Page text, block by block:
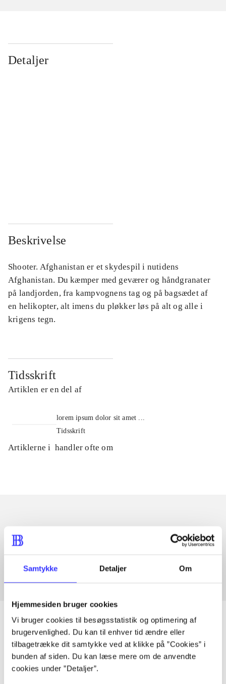
Samtykke Detaljer Om
Hjemmesiden bruger cookies
Vi bruger cookies til besøgsstatistik og optimering af
brugervenlighed. Du kan til enhver tid ændre eller
tilbagetrække dit samtykke ved at klikke på ”Cookies” i
bunden af siden. Du kan læse mere om de anvendte
cookies under ”Detaljer”.
Detaljer
Beskrivelse
Shooter. Afghanistan er et skydespil i nutidens
Afghanistan. Du kæmper med geværer og håndgranater
på landjorden, fra kampvognens tag og på bagsædet af
en helikopter, alt imens du pløkker løs på alt og alle i
krigens tegn.
Tidsskrift
Artiklen er en del af
lorem ipsum dolor sit amet ...
Tidsskrift
Artiklerne i handler ofte om
Artikler med samme emner
Fra
Artikler
Alle registrerede artikler fordelt på udgivelser